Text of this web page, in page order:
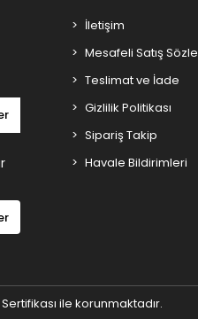
İletişim
Mesafeli Satış
Teslimat ve İade
Gizlilik Politikası
Sipariş Takip
Havale Bildirimleri
ile korunmaktadır.